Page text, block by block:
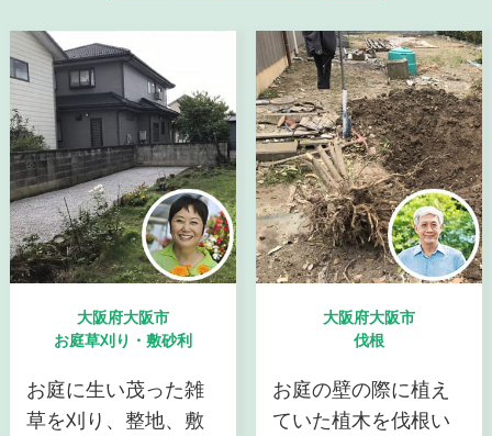
大阪府大阪市
お庭草刈り・敷砂利
お庭に生い茂った雑
草を刈り、整地、敷
大阪府大阪市
伐根
お庭の壁の際に植え
ていた植木を伐根い